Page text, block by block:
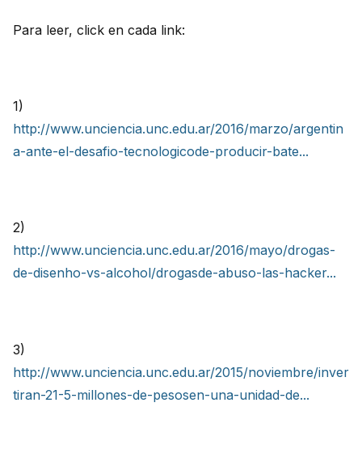
Para leer, click en cada link:
1)
http://www.unciencia.unc.edu.ar/2016/marzo/argentin
a-ante-el-desafio-tecnologicode-producir-bate...
2)
http://www.unciencia.unc.edu.ar/2016/mayo/drogas-
de-disenho-vs-alcohol/drogasde-abuso-las-hacker...
3)
http://www.unciencia.unc.edu.ar/2015/noviembre/inver
tiran-21-5-millones-de-pesosen-una-unidad-de...